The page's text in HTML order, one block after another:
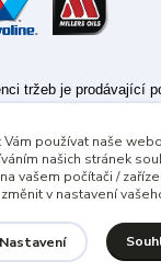
tržeb je prodávající
přijatou tržbu u
pak nejpozději
používat naše
našich stránek
vašem počítači /
v nastavení
Nastavení